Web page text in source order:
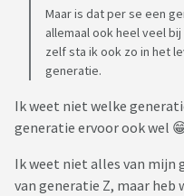
Maar is dat per se een
allemaal ook heel veel
zelf sta ik ook zo in het
generatie.
Ik weet niet welke
generatie ervoor ook wel
Ik weet niet alles van mijn
van generatie Z, maar